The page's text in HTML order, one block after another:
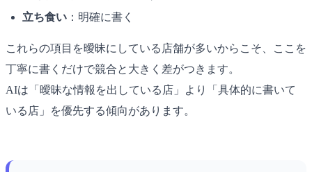
立ち食い ：明確に書く
これらの項目を曖昧にしている店舗が多いからこそ、ここを
丁寧に書くだけで競合と大きく差がつきます。
AIは「曖昧な情報を出している店」より「具体的に書いて
いる店」を優先する傾向があります。